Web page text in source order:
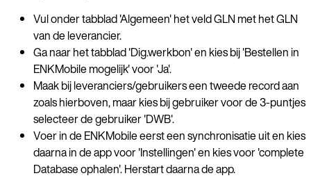
Vul onder tabblad 'Algemeen' het veld GLN met het GLN
van de leverancier.
Ga naar het tabblad 'Dig.werkbon' en kies bij 'Bestellen in
ENKMobile mogelijk' voor 'Ja'.
Maak bij leveranciers/gebruikers een tweede record aan
zoals hierboven, maar kies bij gebruiker voor de 3-puntjes
selecteer de gebruiker 'DWB'.
Voer in de ENKMobile eerst een synchronisatie uit en kies
daarna in de app voor 'Instellingen' en kies voor 'complete
Database ophalen'. Herstart daarna de app.